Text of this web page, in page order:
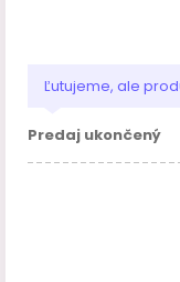
Ľutujeme, ale
Predaj ukončený